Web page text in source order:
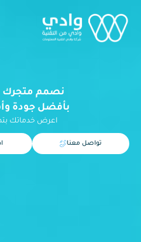
نصمم متجرك
بأفضل جودة
اعرض خدماتك
تواصل معنا